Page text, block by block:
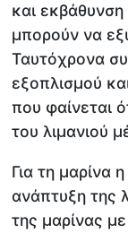
και
μπορούν να
Ταυτόχρονα
εξοπλισμού
που φαίνεται
του λιμανιού
Για τη μαρίνα
ανάπτυξη της
της μαρίνας